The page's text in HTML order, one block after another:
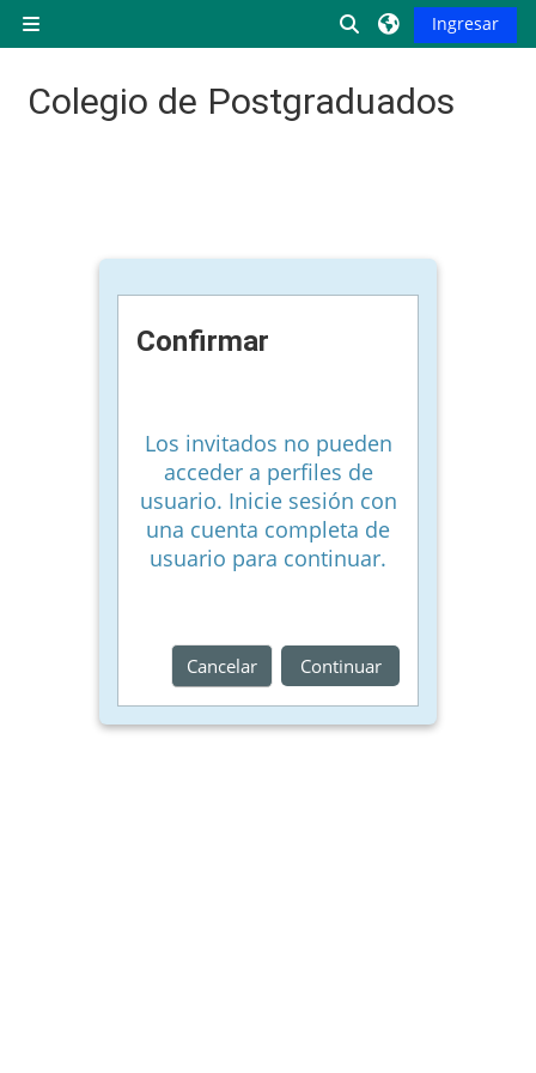
Pánel lateral
Activar oIngresar
Colegio de Postgraduados
Confirmar
Los invitados no pueden
acceder a perfiles de
usuario. Inicie sesión con
una cuenta completa de
usuario para continuar.
Cancelar Continuar